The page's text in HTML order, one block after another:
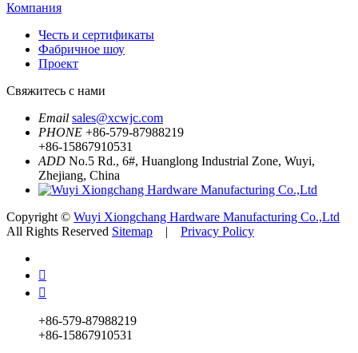
Компания
Честь и сертификаты
Фабричное шоу
Проект
Свяжитесь с нами
Email sales@xcwjc.com
PHONE +86-579-87988219
+86-15867910531
ADD No.5 Rd., 6#, Huanglong Industrial Zone, Wuyi,
Zhejiang, China
Copyright © Wuyi Xiongchang Hardware Manufacturing Co.,Ltd
All Rights Reserved Sitemap | Privacy Policy


+86-579-87988219
+86-15867910531